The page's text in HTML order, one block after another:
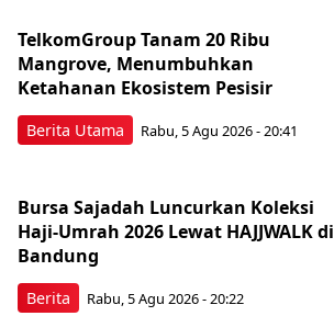
Berita Utama
TelkomGroup Tanam 20 Ribu
Mangrove, Menumbuhkan
Ketahanan Ekosistem Pesisir
Rabu, 5 Agu 2026 - 20:41
Berita
Bursa Sajadah Luncurkan Koleksi
Haji-Umrah 2026 Lewat HAJJWALK di
Bandung
Rabu, 5 Agu 2026 - 20:22